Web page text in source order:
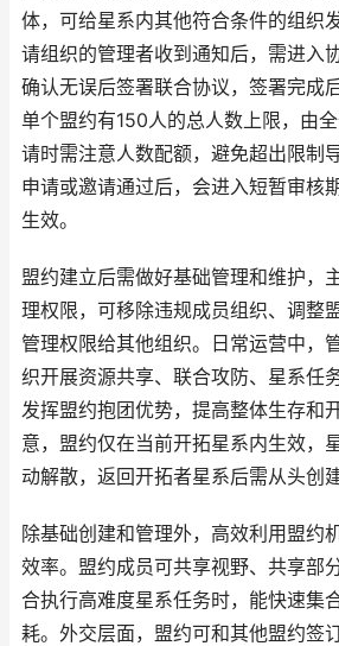
体，可给星系内其他符合条件的组织
请组织的管理者收到通知后，需进入
确认无误后签署联合协议，签署完成
单个盟约有150人的总人数上限，由
请时需注意人数配额，避免超出限制
申请或邀请通过后，会进入短暂审核
生效。
盟约建立后需做好基础管理和维护，
理权限，可移除违规成员组织、调整
管理权限给其他组织。日常运营中，
织开展资源共享、联合攻防、星系任
发挥盟约抱团优势，提高整体生存和
意，盟约仅在当前开拓星系内生效，
动解散，返回开拓者星系后需从头创建
除基础创建和管理外，高效利用盟约
效率。盟约成员可共享视野、共享部
合执行高难度星系任务时，能快速集
耗。外交层面，盟约可和其他盟约签